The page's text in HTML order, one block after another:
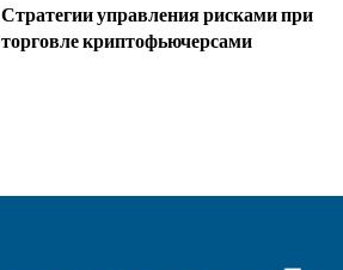
Стратегии управления рисками при
торговле криптофьючерсами